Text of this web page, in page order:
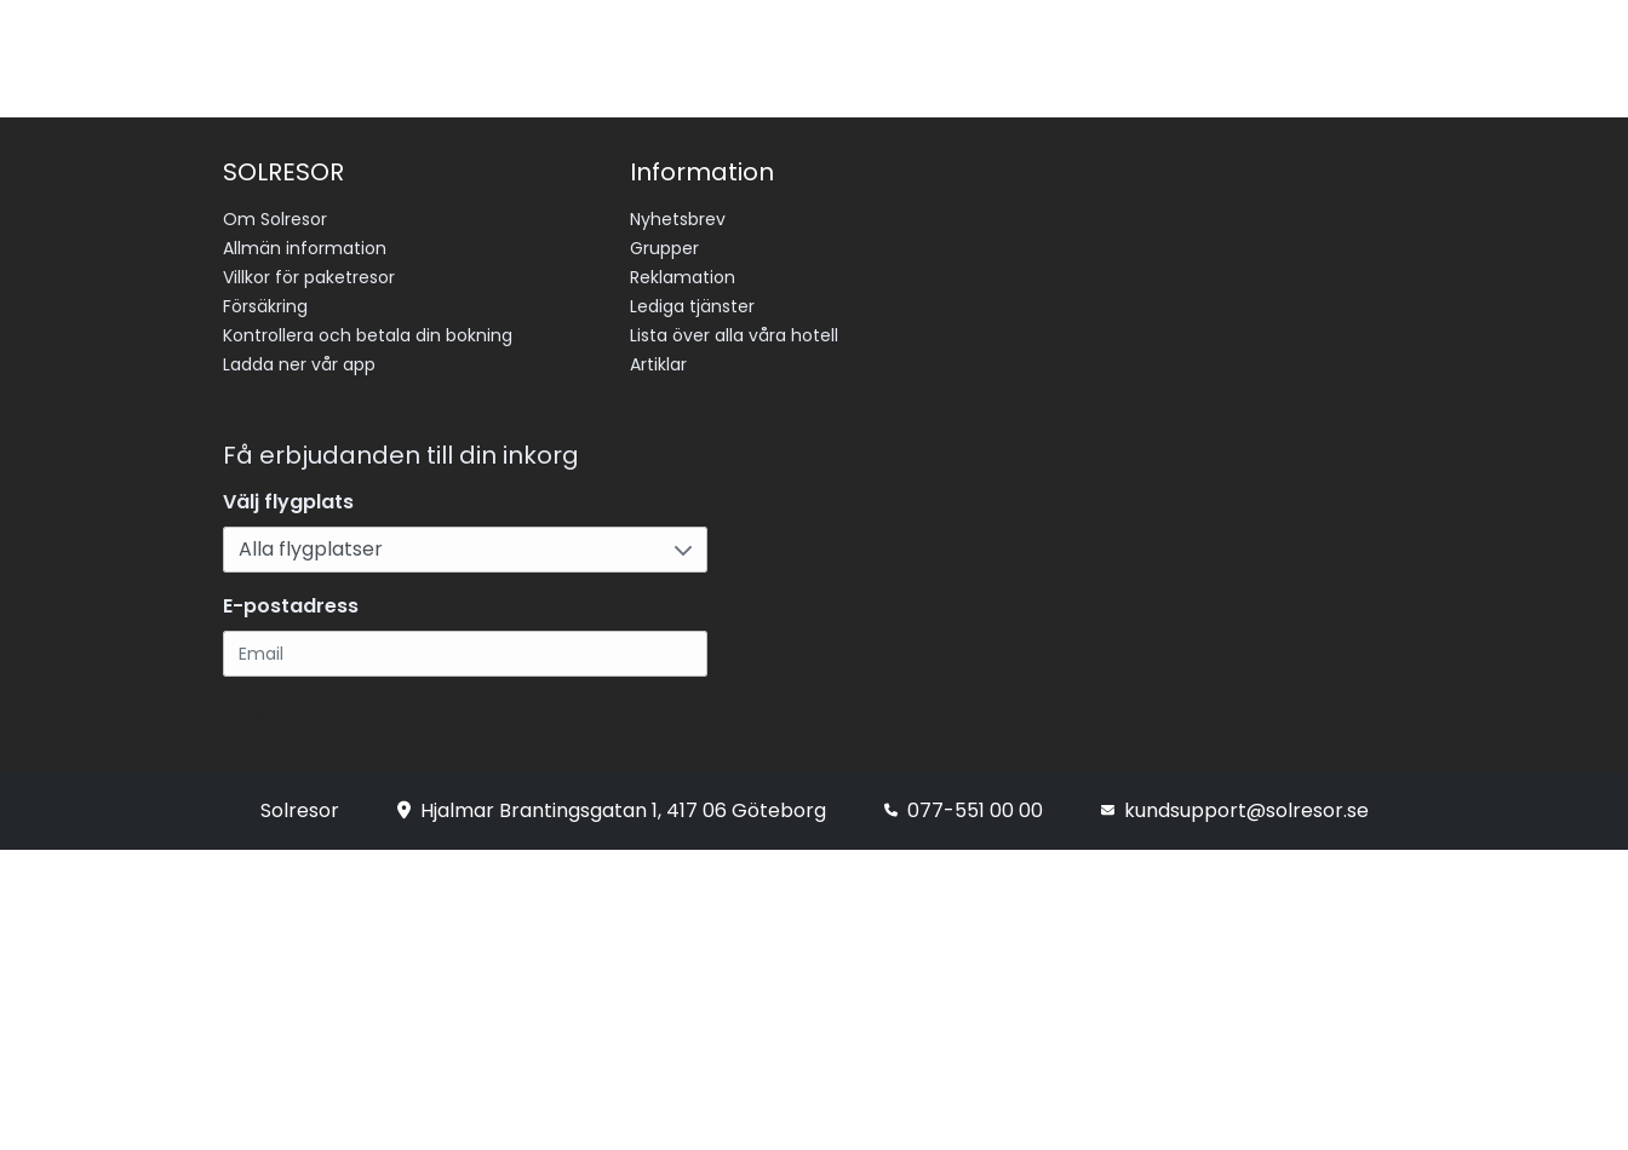
SOLRESOR
Om Solresor
Allmän information
Villkor för paketresor
Försäkring
Kontrollera och betala din bokning
Ladda ner vår app
Information
Nyhetsbrev
Grupper
Reklamation
Lediga tjänster
Lista över alla våra hotell
Artiklar
Få erbjudanden till din inkorg
Välj flygplats
E-postadress
Solresor Hjalmar Brantingsgatan 1, 417 06 Göteborg 077-551 00 00 kundsupport@solresor.se